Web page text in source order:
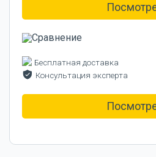
Бесплатная доставка
Консультация эксперта